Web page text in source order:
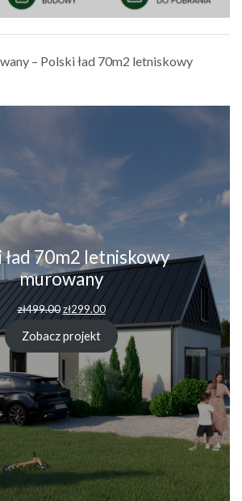
– Polski ład 70m2 letniskowy
ład 70m2 letniskowy
murowany
zł499.00 zł299.00
Zobacz projekt